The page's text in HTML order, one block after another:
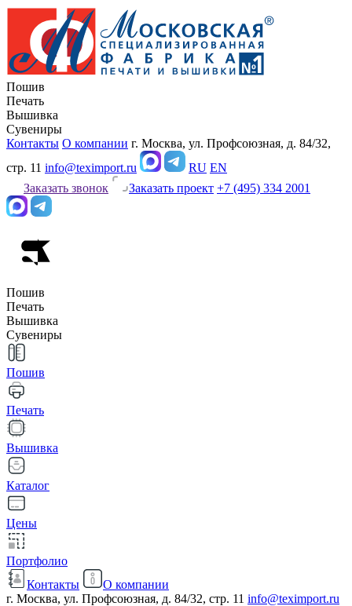
Пошив
Печать
Вышивка
Сувениры
Контакты О компании г. Москва, ул. Профсоюзная, д. 84/32,
стр. 11 info@teximport.ru RU EN
Заказать звонок
Заказать проект +7 (495) 334 2001
Пошив
Печать
Вышивка
Сувениры
Пошив
Печать
Вышивка
Каталог
Цены
Портфолио
Контакты
О компании
г. Москва, ул. Профсоюзная, д. 84/32, стр. 11 info@teximport.ru